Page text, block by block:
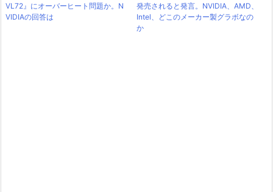
VL72』にオーバーヒート問題か。N
VIDIAの回答は
発売されると発言。NVIDIA、AMD、
Intel、どこのメーカー製グラボなの
か